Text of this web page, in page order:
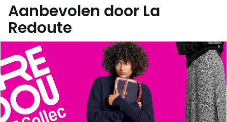
Aanbevolen door La
Redoute